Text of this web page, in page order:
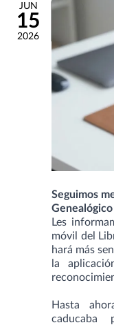
JUN
15
2026
Seguimos
Genealógico
Les
móvil del
hará más
la
Hasta
caducaba